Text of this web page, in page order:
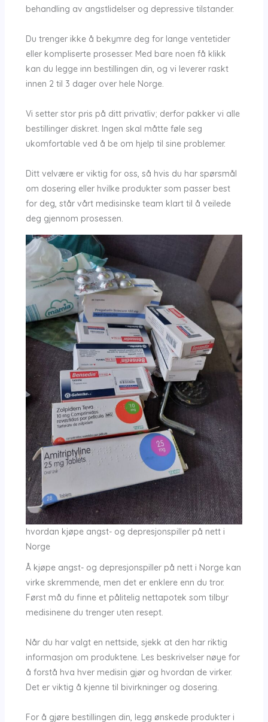
behandling av angstlidelser og depressive tilstander.
Du trenger ikke å bekymre deg for lange ventetider
eller kompliserte prosesser. Med bare noen få klikk
kan du legge inn bestillingen din, og vi leverer raskt
innen 2 til 3 dager over hele Norge.
Vi setter stor pris på ditt privatliv; derfor pakker vi alle
bestillinger diskret. Ingen skal måtte føle seg
ukomfortable ved å be om hjelp til sine problemer.
Ditt velvære er viktig for oss, så hvis du har spørsmål
om dosering eller hvilke produkter som passer best
for deg, står vårt medisinske team klart til å veilede
deg gjennom prosessen.
hvordan kjøpe angst- og depresjonspiller på nett i
Norge
Å kjøpe angst- og depresjonspiller på nett i Norge kan
virke skremmende, men det er enklere enn du tror.
Først må du finne et pålitelig nettapotek som tilbyr
medisinene du trenger uten resept.
Når du har valgt en nettside, sjekk at den har riktig
informasjon om produktene. Les beskrivelser nøye for
å forstå hva hver medisin gjør og hvordan de virker.
Det er viktig å kjenne til bivirkninger og dosering.
For å gjøre bestillingen din, legg ønskede produkter i